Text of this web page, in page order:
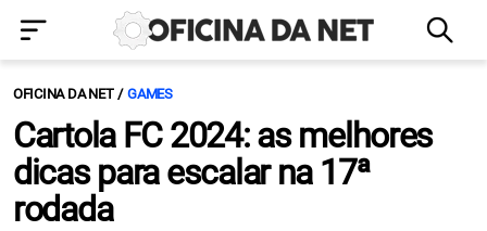
OFICINA DA NET GAMES
Cartola FC 2024: as melhores
dicas para escalar na 17ª
rodada